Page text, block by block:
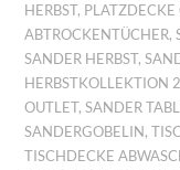
HERBST, PLATZDECKE
ABTROCKENTÜCHER,
SANDER HERBST,
HERBSTKOLLEKTION
OUTLET,SANDER
SANDERGOBELIN,
TISCHDECKE